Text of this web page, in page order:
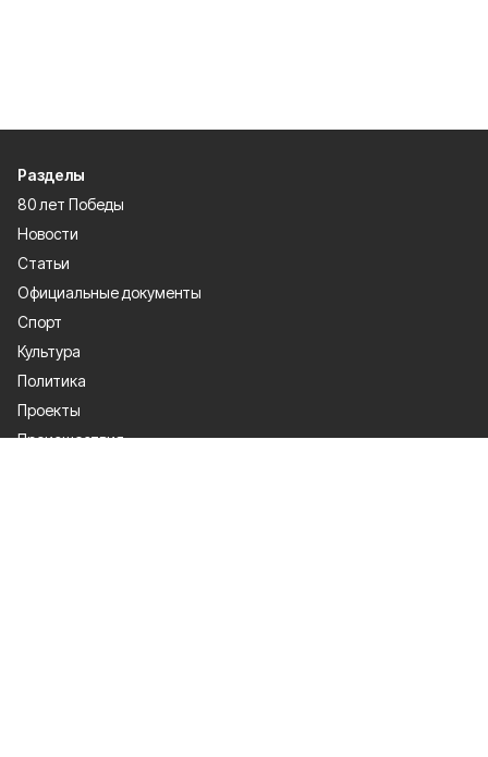
Разделы
80 лет Победы
Новости
Статьи
Официальные документы
Спорт
Культура
Политика
Проекты
Происшествия